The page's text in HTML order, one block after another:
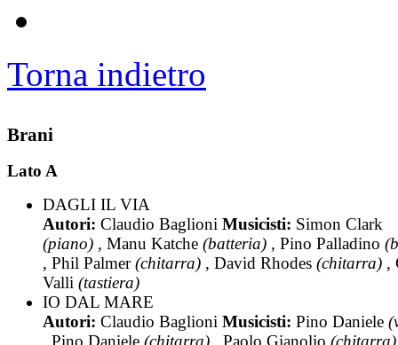
Torna indietro
Brani
Lato A
DAGLI IL VIA
Autori: Claudio Baglioni Musicisti: Simon Clark
(piano) , Manu Katche (batteria) , Pino Palladino
, Phil Palmer(chitarra) , David Rhodes (chitarra) ,
Valli (tastiera)
IO DAL MARE
Autori: Claudio Baglioni Musicisti: Pino Daniele
, Pino Daniele (chitarra) , Paolo Gianolio (chitarra)